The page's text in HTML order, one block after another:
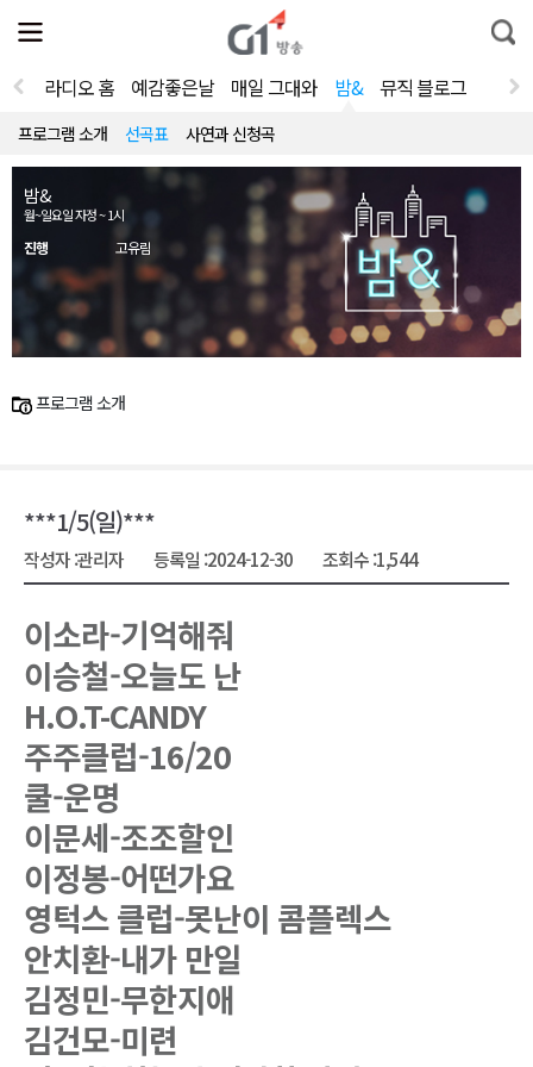
전
체
뉴
열
통
합
라디오 홈 예감좋은날 매일 그대와 밤& 뮤직 블로그
프로그램 소개 선곡표 사연과 신청곡
밤&
월~일요일 자정 ~ 1시
진행 고유림
프로그램 소개
***1/5(일)***
작성자 :관리자 등록일 :2024-12-30 조회수 :1,544
이소라-기억해줘
이승철-오늘도 난
H.O.T-CANDY
주주클럽-16/20
쿨-운명
이문세-조조할인
이정봉-어떤가요
영턱스 클럽-못난이 콤플렉스
안치환-내가 만일
김정민-무한지애
김건모-미련